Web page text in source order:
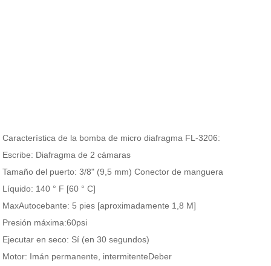
Característica de la bomba de micro diafragma FL-3206:
Escribe: Diafragma de 2 cámaras
Tamaño del puerto:3/8" (9,5 mm) Conector de manguera
Líquido: 140 ° F [60 ° C]
MaxAutocebante: 5 pies [aproximadamente 1,8 M]
Presión máxima:60psi
Ejecutar en seco: Sí (en 30 segundos)
Motor: Imán permanente, intermitenteDeber